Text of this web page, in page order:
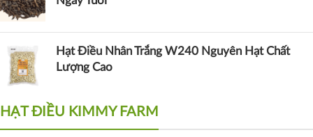
Hạt Điều Nhân Trắng W240 Nguyên Hạt Chất
Lượng Cao
HẠT ĐIỀU KIMMY FARM